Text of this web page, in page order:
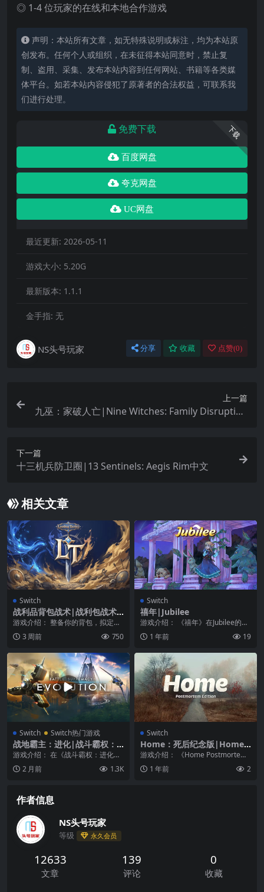
◎ 1-4 位玩家的在线和本地合作游戏
声明：本站所有文章，如无特殊说明或标注，均为本站原
创发布。任何个人或组织，在未征得本站同意时，禁止复
制、盗用、采集、发布本站内容到任何网站、书籍等各类媒
体平台。如若本站内容侵犯了原著者的合法权益，可联系我
们进行处理。
下载
免费下载
百度网盘
夸克网盘
UC网盘
最近更新: 2026-05-11
游戏大小: 5.20G
最新版本: 1.1.1
金手指: 无
NS头号玩家 分享 收藏 点赞(0)
上一篇
九巫：家破人亡|Nine Witches: Family Disruption
下一篇
十三机兵防卫圈|13 Sentinels: Aegis Rim中文
相关文章
Switch
战利品背包战术|战利包战术|
Lootbag Tactics中文
游戏介绍： 整备你的背包，拟定你
的策略，称霸竞技场！ 《Lootbag
Tact...3 周前 750
Switch
禧年|Jubilee
游戏介绍： 《禧年》在Jubilee的精
准平台中跳跃和旋转。没有升级，
没有通电，...
1 年前 19
Switch Switch热门游戏
战地霸主：进化|战斗霸权：
进化|Battle Supremacy: Ev
olution中文
游戏介绍： 在《战斗霸权：进化》
中，体验真正的强大战斗力吧！这
是一款充满科幻元素...
2 月前 1.3K
Switch
Home：死后纪念版|Home:
Postmortem Edition
游戏介绍： 《Home Postmortem
Edition》是一款充满压迫感与...
1 年前 2
作者信息
NS头号玩家
等级 永久会员
12633
文章
139
评论
0
收藏